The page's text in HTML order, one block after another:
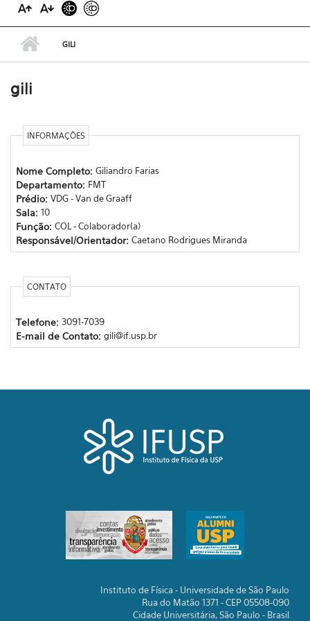
GILI
gili
INFORMAÇÕES
Nome Completo: Giliandro Farias
Departamento: FMT
Prédio: VDG - Van de Graaff
Sala: 10
Função: COL - Colaborador(a)
Responsável/Orientador: Caetano Rodrigues Miranda
CONTATO
Telefone: 3091-7039
E-mail de Contato: gili@if.usp.br
Instituto de Física - Universidade de São Paulo
Rua do Matão 1371 - CEP 05508-090
Cidade Universitária, São Paulo - Brasil